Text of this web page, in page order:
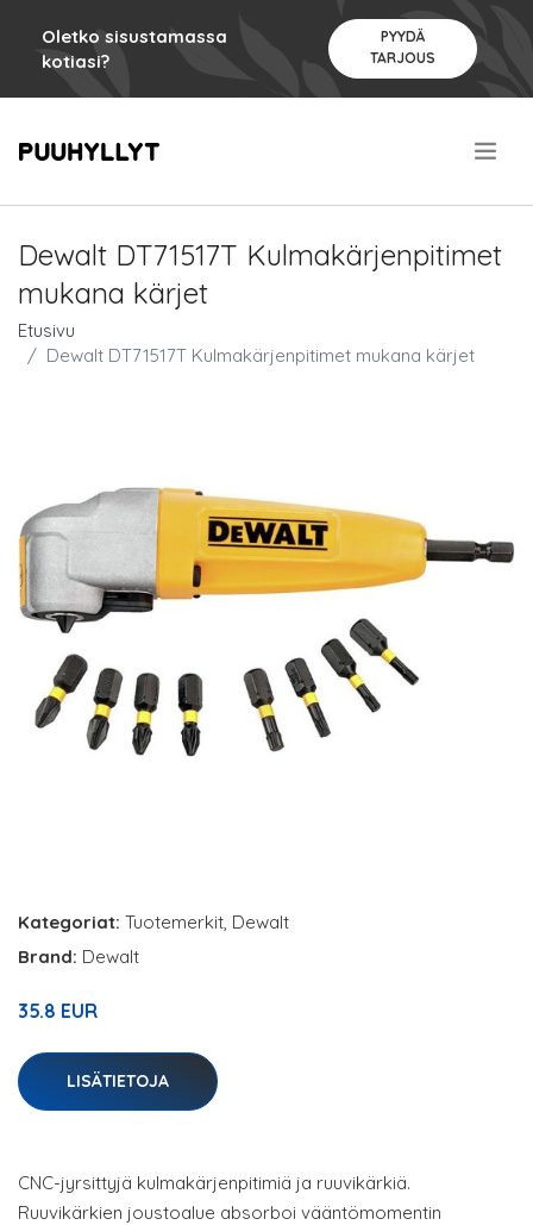
Oletko sisustamassa
kotiasi?
PYYDÄ
TARJOUS
Dewalt DT71517T Kulmakärjenpitimet
mukana kärjet
Etusivu
Dewalt DT71517T Kulmakärjenpitimet mukana kärjet
Kategoriat: Tuotemerkit, Dewalt
Brand: Dewalt
35.8 EUR
LISÄTIETOJA
CNC-jyrsittyjä kulmakärjenpitimiä ja ruuvikärkiä.
Ruuvikärkien joustoalue absorboi vääntömomentin